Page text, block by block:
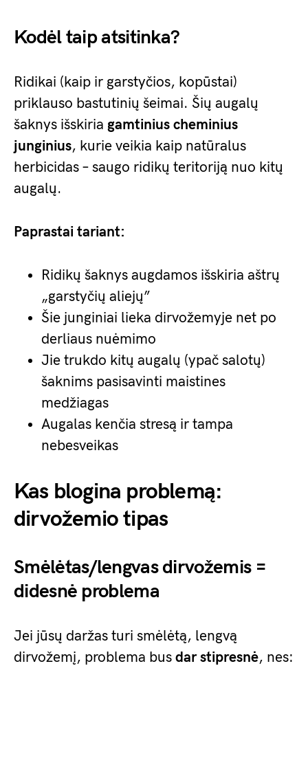
Kodėl taip atsitinka?
Ridikai (kaip ir garstyčios, kopūstai)
priklauso bastutinių šeimai. Šių augalų
šaknys išskiria gamtinius cheminius
junginius, kurie veikia kaip natūralus
herbicidas – saugo ridikų teritoriją nuo kitų
augalų.
Paprastai tariant:
Ridikų šaknys augdamos išskiria aštrų
„garstyčių aliejų”
Šie junginiai lieka dirvožemyje net po
derliaus nuėmimo
Jie trukdo kitų augalų (ypač salotų)
šaknims pasisavinti maistines
medžiagas
Augalas kenčia stresą ir tampa
nebesveikas
Kas blogina problemą:
dirvožemio tipas
Smėlėtas/lengvas dirvožemis =
didesnė problema
Jei jūsų daržas turi smėlėtą, lengvą
dirvožemį, problema bus dar stipresnė, nes: